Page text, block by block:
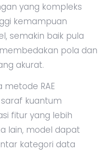
yang kompleks
kemampuan
semakin baik pula
pola dan
akurat.
RAE
kuantum
fitur yang lebih
lain, model dapat
kategori data